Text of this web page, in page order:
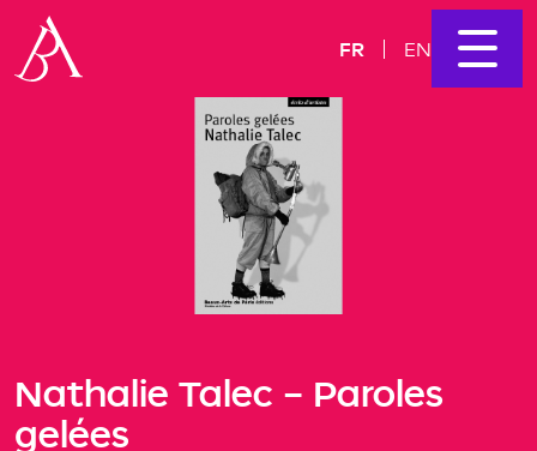
FR EN
Nathalie Talec – Paroles
gelées